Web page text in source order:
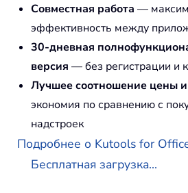
Совместная работа —
эффективность между
30-дневная
версия — без регистрации и
Лучшее соотношение цены и
экономия по сравнению с
надстроек
Подробнее о Kutools for
Бесплатная загрузка...